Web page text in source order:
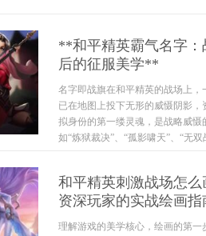
**和平精英霸气名字
后的征服美学**
名字即战旗在和平精英的战场上
已在地图上投下无形的威慑阴影
拟身份的第一缕灵魂，是战略威
如“炼狱裁决”、“孤影啸天”、“无
和平精英刺激战场怎
资深玩家的实战绘画指
理解游戏的美学核心，绘画的第